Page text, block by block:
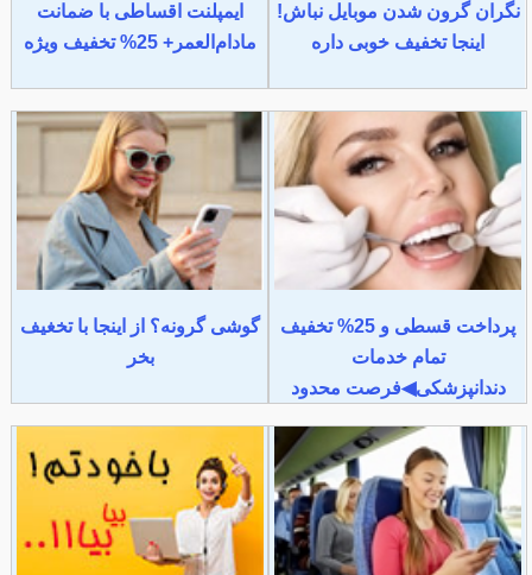
نگران گرون شدن موبایل نباش!
اینجا تخفیف خوبی داره
ایمپلنت اقساطی با ضمانت
مادام‌العمر+ 25% تخفیف ویژه
پرداخت قسطی و 25% تخفیف
تمام خدمات
دندانپزشکی◀فرصت محدود
گوشی گرونه؟ از اینجا با تخغیف
بخر